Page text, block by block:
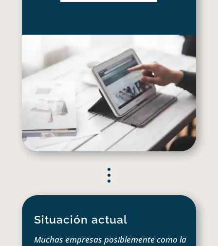
Situación actual
Muchas empresas posiblemente como la